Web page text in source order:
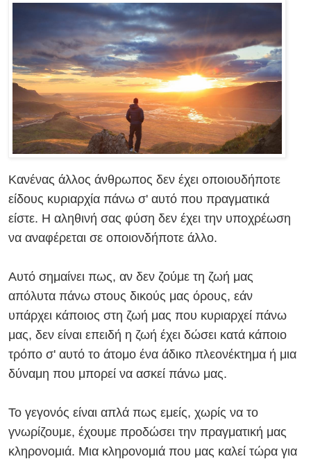
Κανένας άλλος άνθρωπος δεν έχει οποιουδήποτε
είδους κυριαρχία πάνω σ' αυτό που πραγματικά
είστε. Η αληθινή σας φύση δεν έχει την υποχρέωση
να αναφέρεται σε οποιονδήποτε άλλο.
Αυτό σημαίνει πως, αν δεν ζούμε τη ζωή μας
απόλυτα πάνω στους δικούς μας όρους, εάν
υπάρχει κάποιος στη ζωή μας που κυριαρχεί πάνω
μας, δεν είναι επειδή η ζωή έχει δώσει κατά κάποιο
τρόπο σ' αυτό το άτομο ένα άδικο πλεονέκτημα ή μια
δύναμη που μπορεί να ασκεί πάνω μας.
Το γεγονός είναι απλά πως εμείς, χωρίς να το
γνωρίζουμε, έχουμε προδώσει την πραγματική μας
κληρονομιά. Μια κληρονομιά που μας καλεί τώρα για